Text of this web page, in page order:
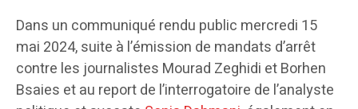
Dans un communiqué rendu public mercredi 15
mai 2024, suite à l’émission de mandats d’arrêt
contre les journalistes Mourad Zeghidi et Borhen
Bsaies et au report de l’interrogatoire de l’analyste